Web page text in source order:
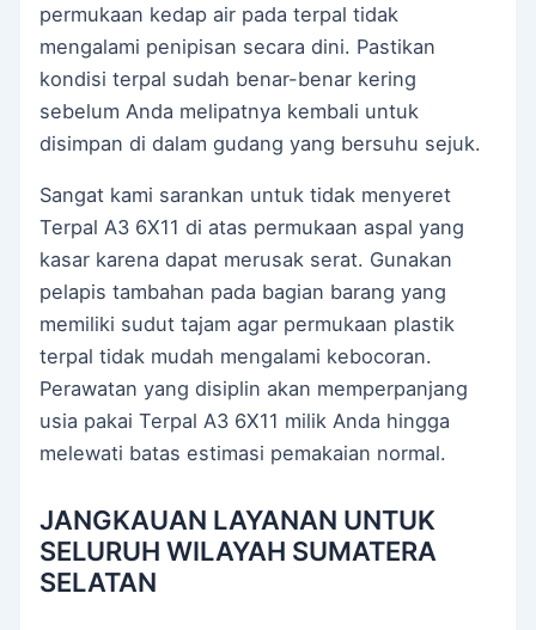
permukaan kedap air pada terpal tidak
mengalami penipisan secara dini. Pastikan
kondisi terpal sudah benar-benar kering
sebelum Anda melipatnya kembali untuk
disimpan di dalam gudang yang bersuhu sejuk.
Sangat kami sarankan untuk tidak menyeret
Terpal A3 6X11 di atas permukaan aspal yang
kasar karena dapat merusak serat. Gunakan
pelapis tambahan pada bagian barang yang
memiliki sudut tajam agar permukaan plastik
terpal tidak mudah mengalami kebocoran.
Perawatan yang disiplin akan memperpanjang
usia pakai Terpal A3 6X11 milik Anda hingga
melewati batas estimasi pemakaian normal.
JANGKAUAN LAYANAN UNTUK
SELURUH WILAYAH SUMATERA
SELATAN